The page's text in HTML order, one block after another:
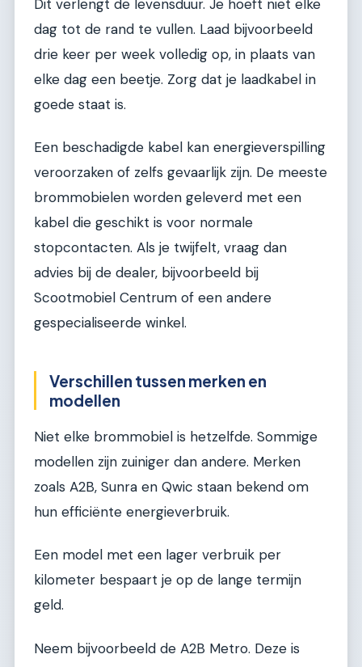
Dit verlengt de levensduur. Je hoeft niet elke
dag tot de rand te vullen. Laad bijvoorbeeld
drie keer per week volledig op, in plaats van
elke dag een beetje. Zorg dat je laadkabel in
goede staat is.
Een beschadigde kabel kan energieverspilling
veroorzaken of zelfs gevaarlijk zijn. De meeste
brommobielen worden geleverd met een
kabel die geschikt is voor normale
stopcontacten. Als je twijfelt, vraag dan
advies bij de dealer, bijvoorbeeld bij
Scootmobiel Centrum of een andere
gespecialiseerde winkel.
Verschillen tussen merken en
modellen
Niet elke brommobiel is hetzelfde. Sommige
modellen zijn zuiniger dan andere. Merken
zoals A2B, Sunra en Qwic staan bekend om
hun efficiënte energieverbruik.
Een model met een lager verbruik per
kilometer bespaart je op de lange termijn
geld.
Neem bijvoorbeeld de A2B Metro. Deze is